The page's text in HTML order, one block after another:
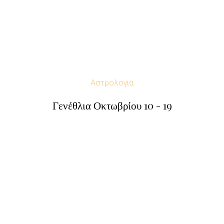
Αστρολογία
Γενέθλια Οκτωβρίου 10 - 19